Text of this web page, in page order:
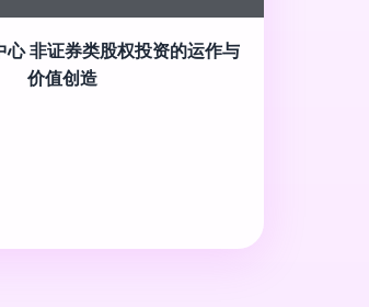
心 非证券类股权投资的运作与
价值创造